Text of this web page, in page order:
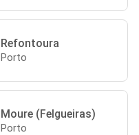
Refontoura
Porto
Moure (Felgueiras)
Porto